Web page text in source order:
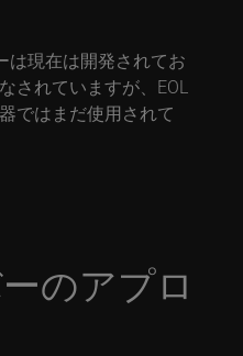
は現在は開発されてお
されていますが、EOL
ではまだ使用されて
のアプロ